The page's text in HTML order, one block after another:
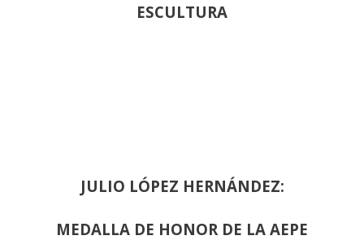
ESCULTURA
JULIO LÓPEZ HERNÁNDEZ:
MEDALLA DE HONOR DE LA AEPE